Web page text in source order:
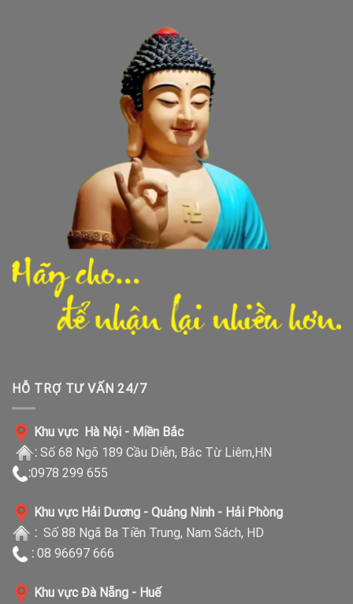
HỖ TRỢ TƯ VẤN 24/7
Khu vực Hà Nội - Miền Bắc
: Số 68 Ngõ 189 Cầu Diễn, Bắc Từ Liêm,HN
:0978 299 655
Khu vực Hải Dương - Quảng Ninh - Hải Phòng
: Số 88 Ngã Ba Tiền Trung, Nam Sách, HD
: 08 96697 666
Khu vực Đà Nẵng - Huế